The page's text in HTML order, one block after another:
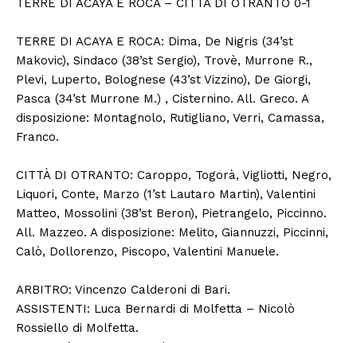
TERRE DI ACAYA E ROCA – CITTÀ DI OTRANTO 0-1
TERRE DI ACAYA E ROCA: Dima, De Nigris (34’st
Makovic), Sindaco (38’st Sergio), Trovè, Murrone R.,
Plevi, Luperto, Bolognese (43’st Vizzino), De Giorgi,
Pasca (34’st Murrone M.) , Cisternino. All. Greco. A
disposizione: Montagnolo, Rutigliano, Verri, Camassa,
Franco.
CITTÀ DI OTRANTO: Caroppo, Togorà, Vigliotti, Negro,
Liquori, Conte, Marzo (1’st Lautaro Martin), Valentini
Matteo, Mossolini (38’st Beron), Pietrangelo, Piccinno.
All. Mazzeo. A disposizione: Melito, Giannuzzi, Piccinni,
Calò, Dollorenzo, Piscopo, Valentini Manuele.
ARBITRO: Vincenzo Calderoni di Bari.
ASSISTENTI: Luca Bernardi di Molfetta – Nicolò
Rossiello di Molfetta.